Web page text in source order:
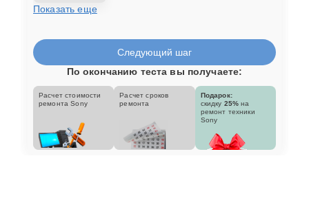
Показать еще
Следующий шаг
По окончанию теста вы получаете:
Расчет стоимости
ремонта Sony
Расчет сроков
ремонта
Подарок:
скидку 25% на
ремонт техники
Sony